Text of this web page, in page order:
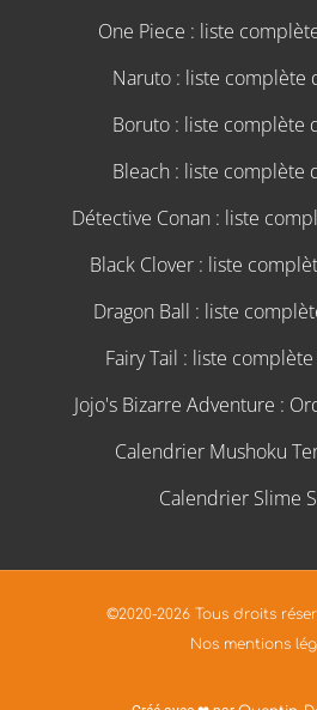
One Piece : liste
Naruto : liste complète
Boruto : liste complète
Bleach : liste complète
Détective Conan : liste
Black Clover : liste
Dragon Ball : liste
Fairy Tail : liste
Jojo's Bizarre Adventure :
Calendrier Mushoku
Calendrier Slime
©2020-2026 Tous droits
Nos mentions